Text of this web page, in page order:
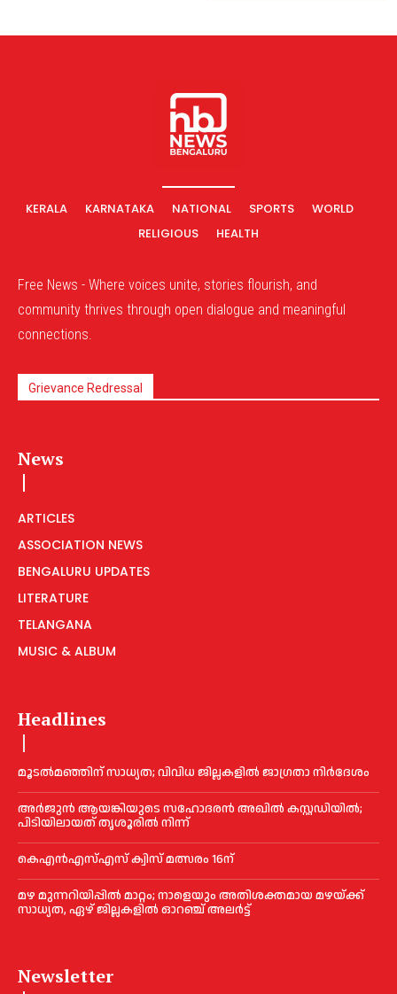
KERALA KARNATAKA NATIONAL SPORTS
WORLD
RELIGIOUS
HEALTH
Free News - Where voices unite, stories flourish, and
community thrives through open dialogue and meaningful
connections.
Grievance Redressal
News
ARTICLES
ASSOCIATION NEWS
BENGALURU UPDATES
LITERATURE
TELANGANA
MUSIC & ALBUM
Headlines
മൂടൽമഞ്ഞിന് സാധ്യത; വിവിധ ജില്ലകളിൽ ജാഗ്രതാ നിർദേശം
അര്‍ജുന്‍ ആയങ്കിയുടെ സഹോദരന്‍ അഖില്‍ കസ്റ്റഡിയില്‍;
പിടിയിലായത് തൃശൂരില്‍ നിന്ന്
കെഎൻഎസ്എസ് ക്വിസ് മത്സരം 16ന്
മഴ മുന്നറിയിപ്പിൽ മാറ്റം; നാളെയും അതിശക്തമായ മഴയ്ക്ക്
സാധ്യത, ഏഴ് ജില്ലകളിൽ ഓറഞ്ച് അലർട്ട്
Newsletter